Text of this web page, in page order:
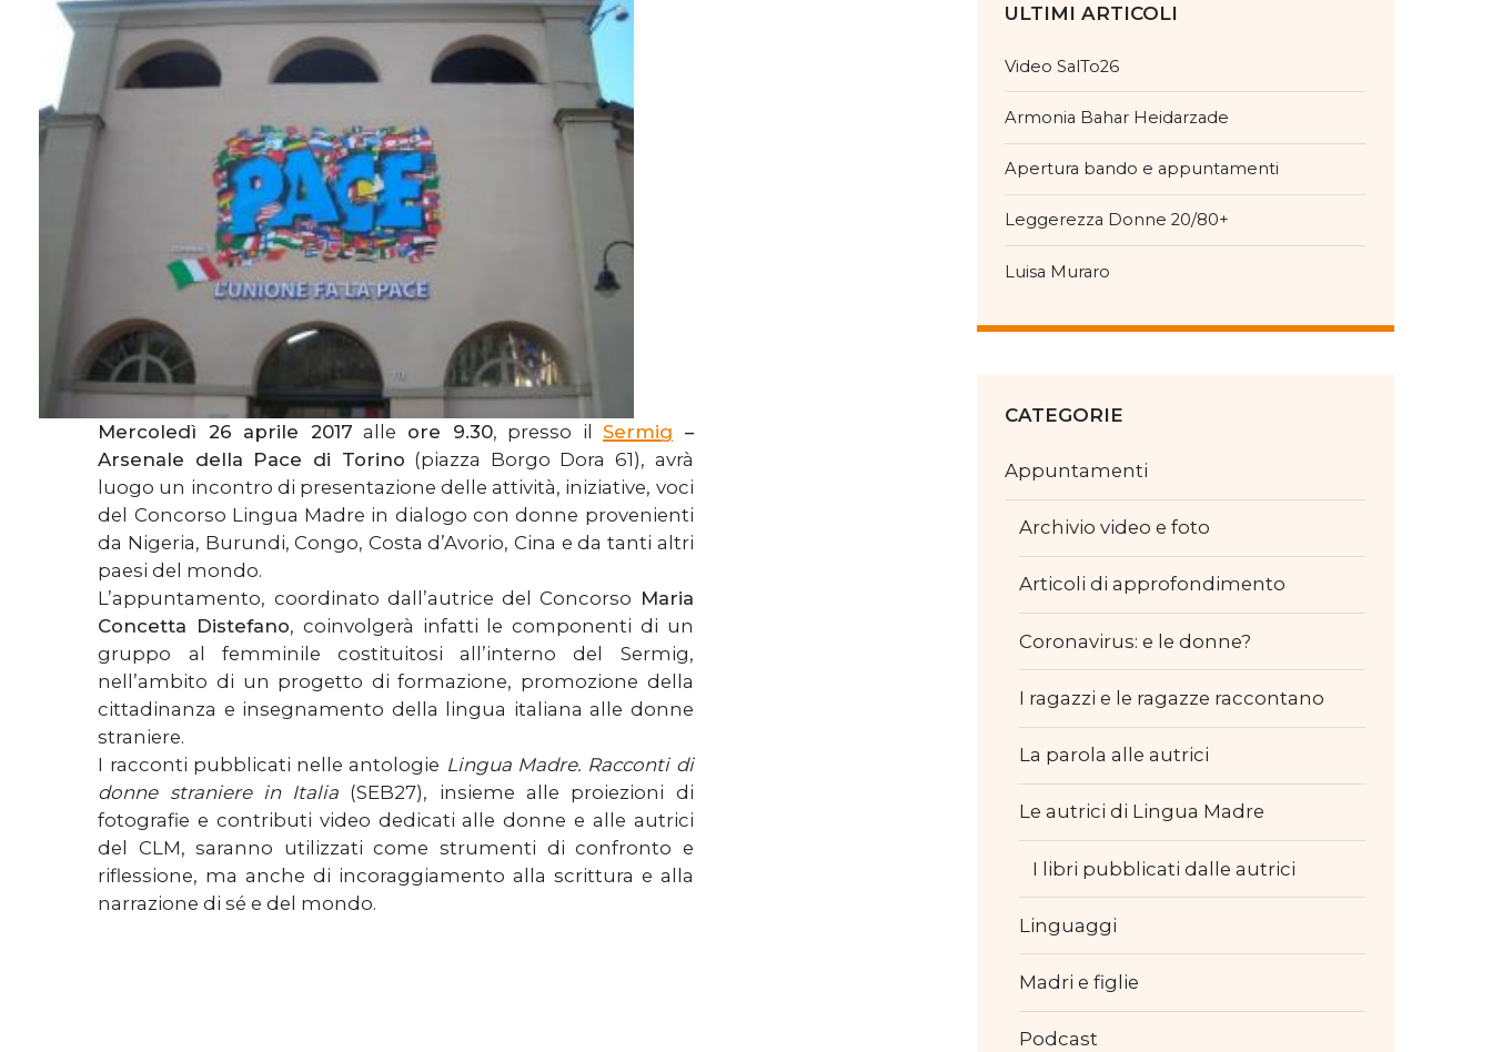
Mercoledì 26 aprile 2017 alle ore 9.30, presso ilSermig –
Arsenale della Pace di Torino (piazza Borgo Dora 61), avrà
luogo un incontro di presentazione delle attività, iniziative, voci
del Concorso Lingua Madre in dialogo con donne provenienti
da Nigeria, Burundi, Congo, Costa d’Avorio, Cina e da tanti altri
paesi del mondo.
L’appuntamento, coordinato dall’autrice del Concorso Maria
Concetta Distefano, coinvolgerà infatti le componenti di un
gruppo al femminile costituitosi all’interno del Sermig,
nell’ambito di un progetto di formazione, promozione della
cittadinanza e insegnamento della lingua italiana alle donne
straniere.
I racconti pubblicati nelle antologie Lingua Madre. Racconti di
donne straniere in Italia (SEB27), insieme alle proiezioni di
fotografie e contributi video dedicati alle donne e alle autrici
del CLM, saranno utilizzati come strumenti di confronto e
riflessione, ma anche di incoraggiamento alla scrittura e alla
narrazione di sé e del mondo.
ULTIMI ARTICOLI
Video SalTo26
Armonia Bahar Heidarzade
Apertura bando e appuntamenti
Leggerezza Donne 20/80+
Luisa Muraro
CATEGORIE
Appuntamenti
Archivio video e foto
Articoli di approfondimento
Coronavirus: e le donne?
I ragazzi e le ragazze raccontano
La parola alle autrici
Le autrici di Lingua Madre
I libri pubblicati dalle autrici
Linguaggi
Madri e figlie
Podcast